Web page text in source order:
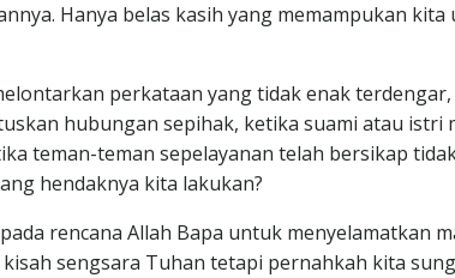
Hanya belas kasih yang memampukan
perkataan yang tidak enak
hubungan sepihak, ketika suami atau
teman-teman sepelayanan telah bersikap
hendaknya kita lakukan?
rencana Allah Bapa untuk menyelamatkan
sengsara Tuhan tetapi pernahkah kita